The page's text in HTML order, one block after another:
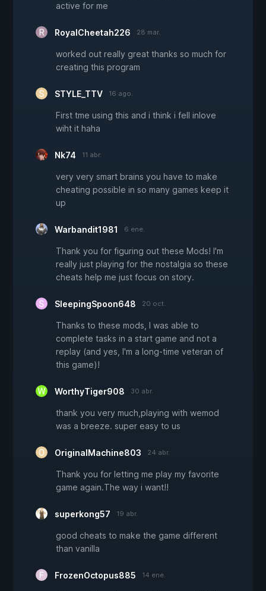
active for me
RoyalCheetah226 28 mar.
worked out really great thanks so much for
creating this program
STYLE_TTV 16 ago.
First tme using this and i think i fell inlove
wiht it haha
Nk74 11 abr.
very very smart brains you have to make
cheating possible in so many games keep it
up
Warbandit1981 6 ene.
Thank you for figuring out these Mods! I'm
really just playing for the nostalgia so these
cheats help me just focus on story.
SleepingSpoon648 20 oct.
Thanks to these mods, I was able to
complete tasks in a start game and not a
replay (and yes, I'm a long-time veteran of
this game)!
WorthyTiger908 30 abr.
thank you very much,playing with wemod
was a breeze. super easy to us
OriginalMachine803 24 abr.
Thank you for letting me play my favorite
game again.The way i want!!
superkong57 19 abr.
good cheats to make the game different
than vanilla
FrozenOctopus885 14 ene.